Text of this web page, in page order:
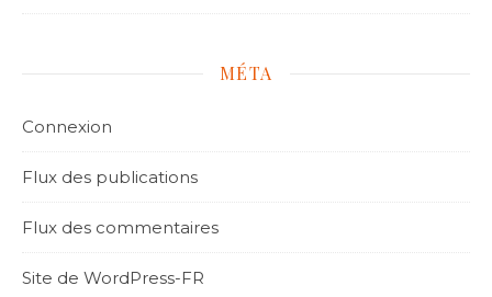
MÉTA
Connexion
Flux des publications
Flux des commentaires
Site de WordPress-FR